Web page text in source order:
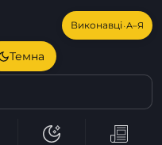
Виконавці·А–Я
Темна